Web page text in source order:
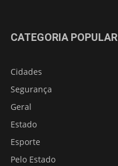
CATEGORIA POPULAR
Cidades
Segurança
Geral
Estado
Esporte
Pelo Estado